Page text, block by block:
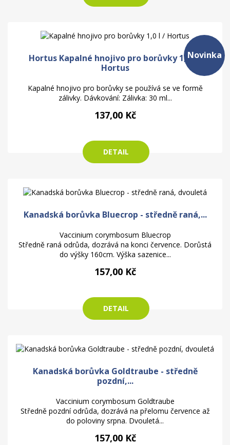
Hortus Kapalné hnojivo pro borůvky 1,0 l /
Hortus
Kapalné hnojivo pro borůvky se používá se ve formě
zálivky. Dávkování: Zálivka: 30 ml...
137,00 Kč
DETAIL
Novinka
Kanadská borůvka Bluecrop - středně raná,...
Vaccinium corymbosum Bluecrop
Středně raná odrůda, dozrává na konci července. Dorůstá
do výšky 160cm. Výška sazenice...
157,00 Kč
DETAIL
Kanadská borůvka Goldtraube - středně
pozdní,...
Vaccinium corymbosum Goldtraube
Středně pozdní odrůda, dozrává na přelomu července až
do poloviny srpna. Dvouletá...
157,00 Kč